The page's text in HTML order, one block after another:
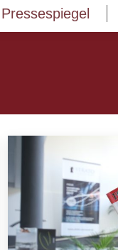
Pressespiegel